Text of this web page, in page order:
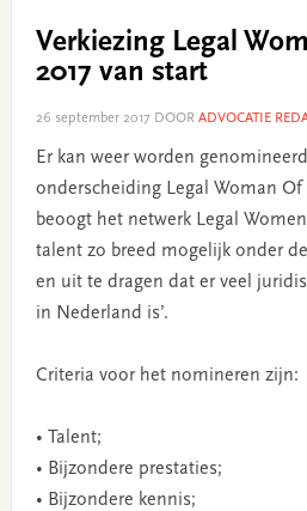
Verkiezing Legal
2017 van start
26 september 2017 DOOR ADVOCATIE
Er kan weer worden
onderscheiding Legal Woman Of
beoogt het netwerk Legal
talent zo breed mogelijk onder
en uit te dragen dat er veel
in Nederland is’.
Criteria voor het nomineren zijn:
• Talent;
• Bijzondere prestaties;
• Bijzondere kennis;